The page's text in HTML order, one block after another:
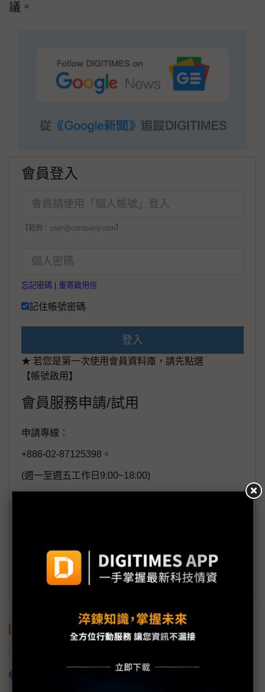
議。
會員登入
【範例：user@company.com】
忘記密碼 重寄啟用信
記住帳號密碼
登入
★ 若您是第一次使用會員資料庫，請先點選
【帳號啟用】
會員服務申請/試用
申請專線：
+886-02-87125398。
(週一至週五工作日9:00~18:00)
(一個工作日內將回覆您的來信)
訂閱DIGITIMES 行動版
加入已選取到「關鍵字追蹤」